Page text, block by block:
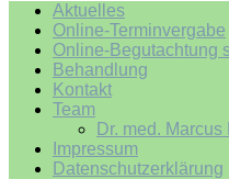
Aktuelles
Online-Terminvergabe
Online-Begutachtung
Behandlung
Kontakt
Team
Dr. med. Marcus
Impressum
Datenschutzerklärung